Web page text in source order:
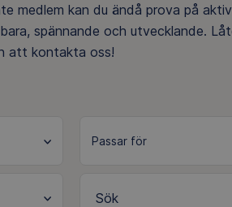
medlem kan du ändå prova på
spännande och utvecklande.
att kontakta oss!
Sök